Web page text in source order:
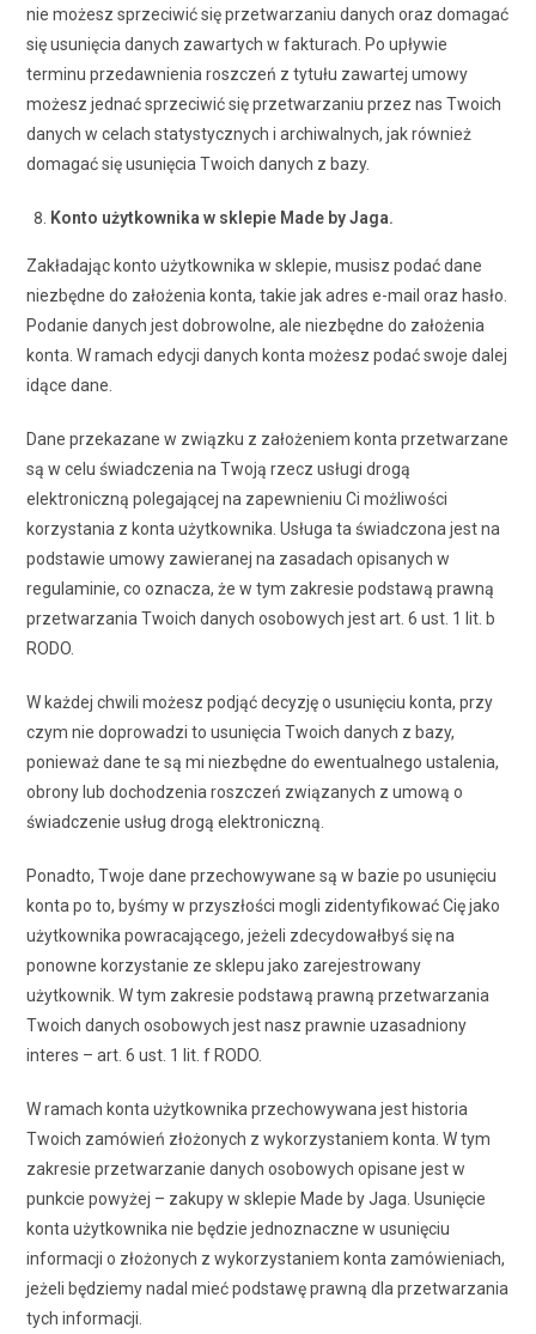
nie możesz sprzeciwić się przetwarzaniu danych oraz domagać
się usunięcia danych zawartych w fakturach. Po upływie
terminu przedawnienia roszczeń z tytułu zawartej umowy
możesz jednać sprzeciwić się przetwarzaniu przez nas Twoich
danych w celach statystycznych i archiwalnych, jak również
domagać się usunięcia Twoich danych z bazy.
Konto użytkownika w sklepie Made by Jaga.
Zakładając konto użytkownika w sklepie, musisz podać dane
niezbędne do założenia konta, takie jak adres e-mail oraz hasło.
Podanie danych jest dobrowolne, ale niezbędne do założenia
konta. W ramach edycji danych konta możesz podać swoje dalej
idące dane.
Dane przekazane w związku z założeniem konta przetwarzane
są w celu świadczenia na Twoją rzecz usługi drogą
elektroniczną polegającej na zapewnieniu Ci możliwości
korzystania z konta użytkownika. Usługa ta świadczona jest na
podstawie umowy zawieranej na zasadach opisanych w
regulaminie, co oznacza, że w tym zakresie podstawą prawną
przetwarzania Twoich danych osobowych jest art. 6 ust. 1 lit. b
RODO.
W każdej chwili możesz podjąć decyzję o usunięciu konta, przy
czym nie doprowadzi to usunięcia Twoich danych z bazy,
ponieważ dane te są mi niezbędne do ewentualnego ustalenia,
obrony lub dochodzenia roszczeń związanych z umową o
świadczenie usług drogą elektroniczną.
Ponadto, Twoje dane przechowywane są w bazie po usunięciu
konta po to, byśmy w przyszłości mogli zidentyfikować Cię jako
użytkownika powracającego, jeżeli zdecydowałbyś się na
ponowne korzystanie ze sklepu jako zarejestrowany
użytkownik. W tym zakresie podstawą prawną przetwarzania
Twoich danych osobowych jest nasz prawnie uzasadniony
interes – art. 6 ust. 1 lit. f RODO.
W ramach konta użytkownika przechowywana jest historia
Twoich zamówień złożonych z wykorzystaniem konta. W tym
zakresie przetwarzanie danych osobowych opisane jest w
punkcie powyżej – zakupy w sklepie Made by Jaga. Usunięcie
konta użytkownika nie będzie jednoznaczne w usunięciu
informacji o złożonych z wykorzystaniem konta zamówieniach,
jeżeli będziemy nadal mieć podstawę prawną dla przetwarzania
tych informacji.